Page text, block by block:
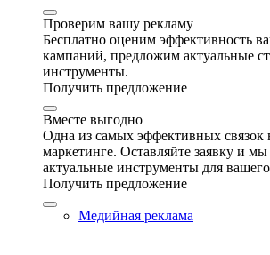
Проверим вашу рекламу
Бесплатно оценим эффективность
кампаний, предложим актуальные
инструменты.
Получить предложение
Вместе выгодно
Одна из самых эффективных связок
маркетинге. Оставляйте заявку и
актуальные инструменты для
Получить предложение
Медийная реклама